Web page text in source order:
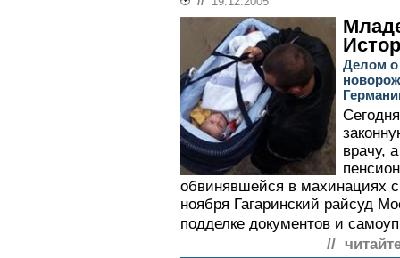
Делом о
врачу,
обвинявшейся в махинациях
ноября Гагаринский райсуд
подделке документов и
//